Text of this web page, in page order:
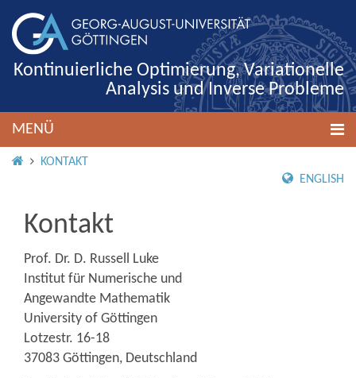
Kontinuierliche Optimierung, Variationelle
Analysis und Inverse Probleme
MENÜ
STARTSEITE
KONTAKT
ENGLISH
Kontakt
Prof. Dr. D. Russell Luke
Institut für Numerische und
Angewandte Mathematik
University of Göttingen
Lotzestr. 16-18
37083 Göttingen, Deutschland